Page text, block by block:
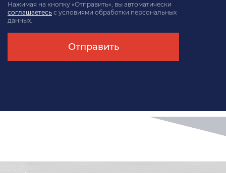
Нажимая на кнопку «Отправить», вы автоматически
соглашаетесь с условиями обработки персональных
данных.